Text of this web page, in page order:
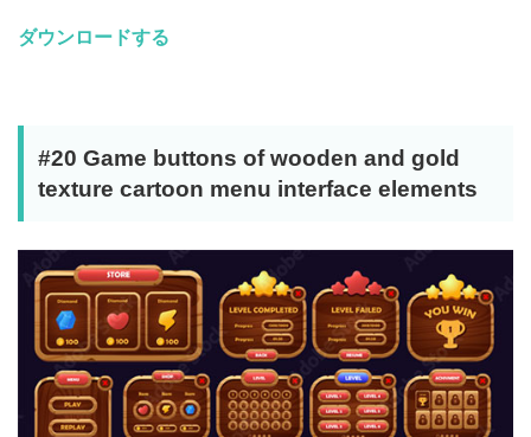
ダウンロードする
#20 Game buttons of wooden and gold
texture cartoon menu interface elements